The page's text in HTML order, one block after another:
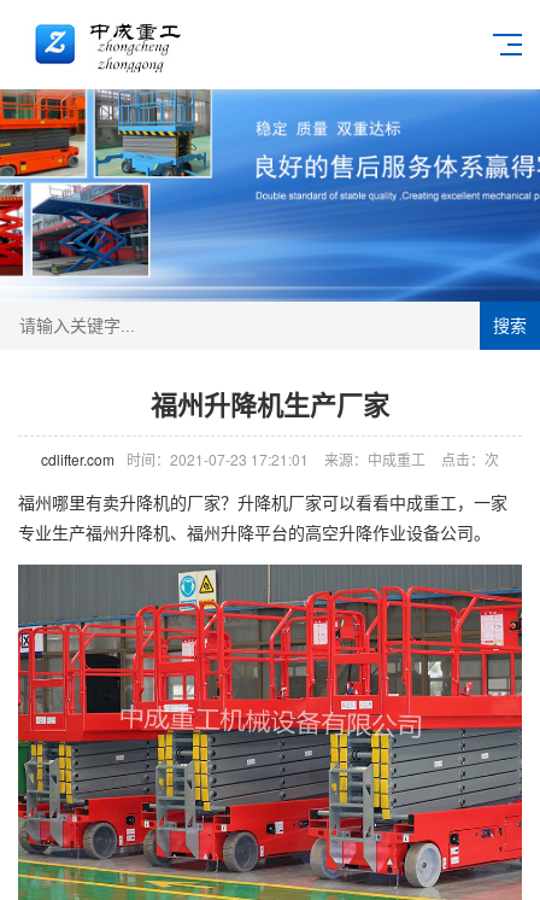
搜索
福州升降机生产厂家
cdlifter.com 时间：2021-07-23 17:21:01 来源：中成重工 点击： 次
福州哪里有卖升降机的厂家？ 升降机厂家可以看看中成重工，一家
专业生产福州升降机、福州升降平台的高空升降作业设备公司。